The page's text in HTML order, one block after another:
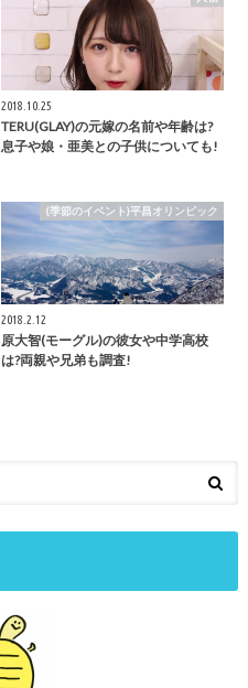
2018.10.25
TERU(GLAY)の元嫁の名前や年齢は?
息子や娘・亜美との子供についても!
(季節のイベント)平昌オリンピック
2018.2.12
原大智(モーグル)の彼女や中学高校
は?両親や兄弟も調査!